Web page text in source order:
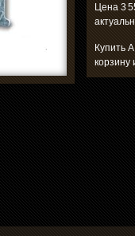
Цена 3
Купить
корзину